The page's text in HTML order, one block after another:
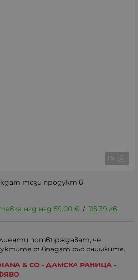
1 5
този продукт в
над над 59.00 € / 115.39 лв.
потвърждават, че
съвпадат със снимките.
& CO - ДАМСКА РАНИЦА -